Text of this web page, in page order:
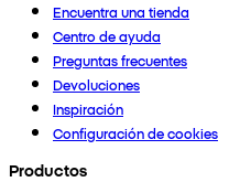
Encuentra una tienda
Centro de ayuda
Preguntas frecuentes
Devoluciones
Inspiración
Configuración de cookies
Productos